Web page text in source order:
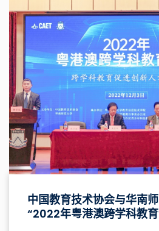
中国教育技术协会与华南
“2022年粤港澳跨学科教